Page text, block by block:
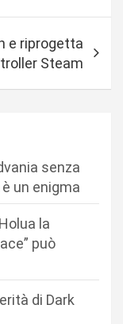
e riprogetta
Steam
senza
un enigma
la
può
di Dark